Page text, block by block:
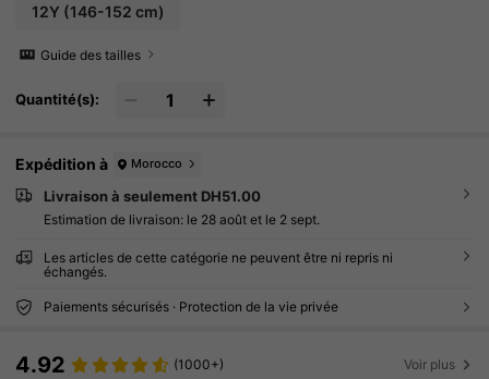
12Y (146-152 cm)
Guide des tailles
Quantité(s):
Expédition à Morocco
Livraison à seulement DH51.00
Estimation de livraison: le 28 août et le 2 sept.
Les articles de cette catégorie ne peuvent être ni repris ni
échangés.
Paiements sécurisés · Protection de la vie privée
4.92 (1000+) Voir plus